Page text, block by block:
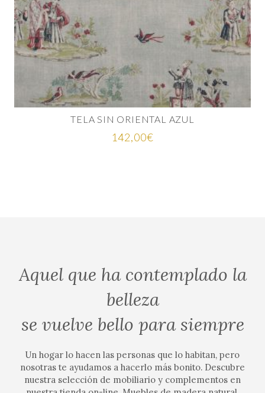
TELA SIN ORIENTAL AZUL
142,00€
Aquel que ha contemplado la
belleza
se vuelve bello para siempre
Un hogar lo hacen las personas que lo habitan, pero
nosotras te ayudamos a hacerlo más bonito. Descubre
nuestra selección de mobiliario y complementos en